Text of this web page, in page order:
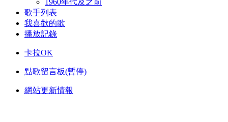
1960年代及之前
歌手列表
我喜歡的歌
播放記錄
卡拉OK
點歌留言板(暫停)
網站更新情報